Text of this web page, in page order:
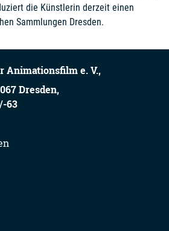
die Künstlerin derzeit einen
Sammlungen Dresden.
Animationsfilm e. V.,
Dresden,
63